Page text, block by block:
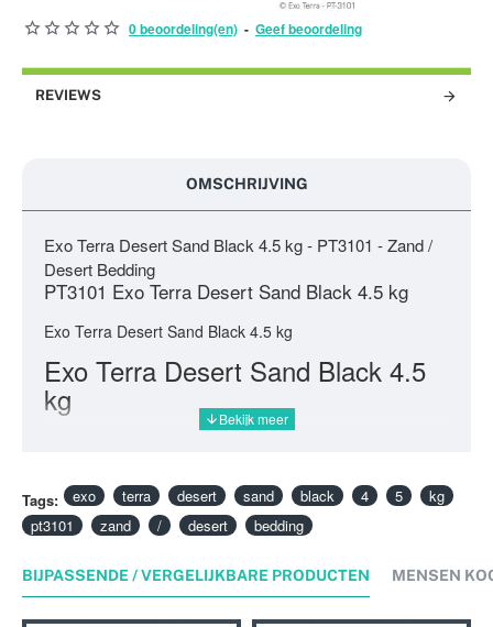
0 beoordeling(en) - Geef beoordeling
REVIEWS
OMSCHRIJVING
Exo Terra Desert Sand Black 4.5 kg - PT3101 - Zand /
Desert Bedding
PT3101 Exo Terra Desert Sand Black 4.5 kg
Exo Terra Desert Sand Black 4.5 kg
Exo Terra Desert Sand Black 4.5
kg
Tags: exo terra desert sand black 4 5
kg
pt3101
zand / desert bedding
BIJPASSENDE / VERGELIJKBARE PRODUCTEN MENSEN